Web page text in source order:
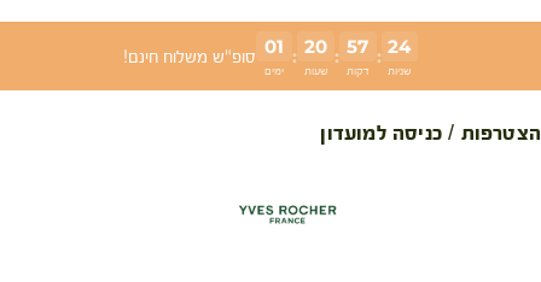
01
ימים
: 20
שעות
: 57
דקות
: 24
שניות
סופ"ש משלוח חינם!
הצטרפות / כניסה למועדון